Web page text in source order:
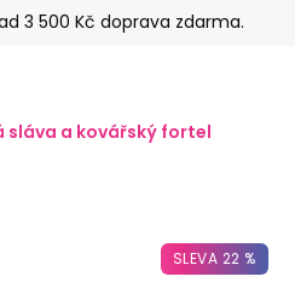
3 500 Kč doprava zdarma.
sláva a kovářský fortel
SLEVA 22 %